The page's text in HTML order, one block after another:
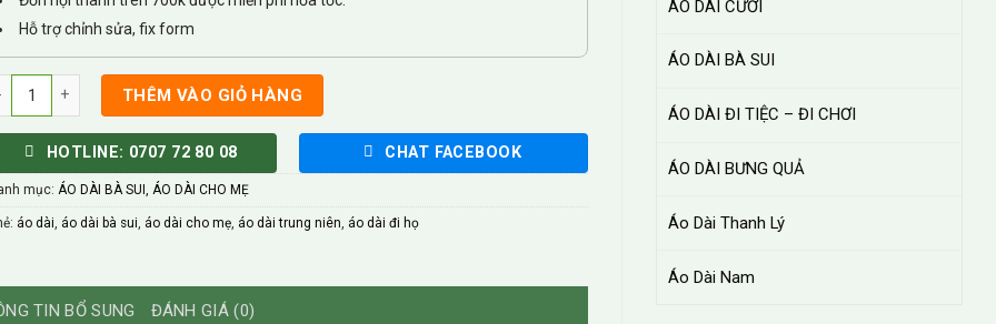
ÁO DÀI CƯỚI
ÁO DÀI BÀ SUI
ÁO DÀI ĐI TIỆC – ĐI CHƠI
ÁO DÀI BƯNG QUẢ
Áo Dài Thanh Lý
Áo Dài Nam
Hỗ trợ chỉnh sửa, fix form
Dài Bà Sui Lụa Đính Pha Lê 4 Tà BS02 số lượng
THÊM VÀO GIỎ HÀNG
HOTLINE: 0707 72 80 08 CHAT FACEBOOK
mục: ÁO DÀI BÀ SUI, ÁO DÀI CHO MẸ
áo dài áo dài bà sui áo dài cho mẹ áo dài trung niên áo dài đi họ
TIN BỔ SUNG ĐÁNH GIÁ (0)